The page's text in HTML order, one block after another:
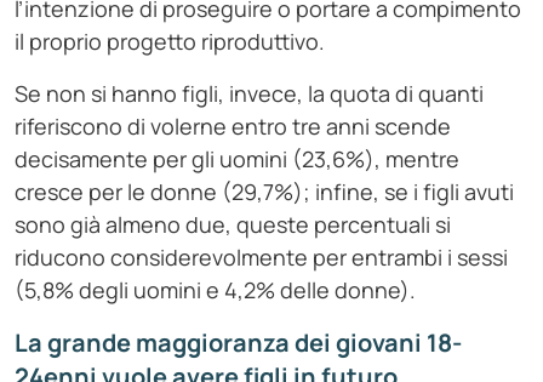
l’intenzione di proseguire o portare a compimento
il proprio progetto riproduttivo.
Se non si hanno figli, invece, la quota di quanti
riferiscono di volerne entro tre anni scende
decisamente per gli uomini (23,6%), mentre
cresce per le donne (29,7%); infine, se i figli avuti
sono già almeno due, queste percentuali si
riducono considerevolmente per entrambi i sessi
(5,8% degli uomini e 4,2% delle donne).
La grande maggioranza dei giovani 18-